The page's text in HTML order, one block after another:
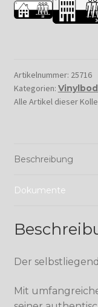
Artikelnummer: 25716
Kategorien:
Alle Artikel dieser
Beschreibung
Dokumente
Der
Mit